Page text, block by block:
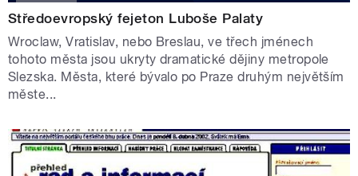
Středoevropský fejeton Luboše Palaty
Wroclaw, Vratislav, nebo Breslau, ve třech jménech
tohoto města jsou ukryty dramatické dějiny metropole
Slezska. Města, které bývalo po Praze druhým největším
měste...